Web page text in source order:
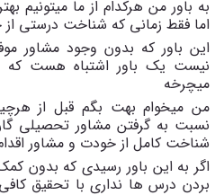
به باور من هرکدام از ما میتونیم
اما فقط زمانی که شناخت درستی
این باور که بدون وجود مشاور
نیست یک باور اشتباه هست که
میچرخه
من میخوام بهت بگم قبل از
نسبت به گرفتن مشاور تحصیلی
شناخت کامل از خودت و مشاور
اگر به این باور رسیدی که بدون
بردن درس ها نداری با تحقیق